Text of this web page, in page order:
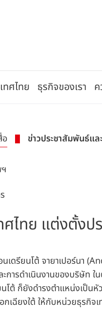
ทศไทย ธุรกิจของเรา ค
อ ข่าวประชาสัมพันธ์แ
ทศไทย แต่งตั้ง
เดรียนโต้ จายาเปอร์นา
การดำเนินงานของบริษัท
โต้ ก็ยังดำรงตำแหน่งเป็น
กเฉียงใต้ ให้กับหน่วยธุรกิจ